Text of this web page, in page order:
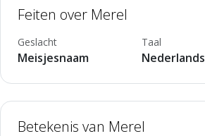
Feiten over Merel
Geslacht
Meisjesnaam
Taal
Nederlands
Betekenis van Merel